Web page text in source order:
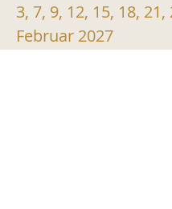
3, 7, 9, 12, 15, 18, 21,
Februar 2027